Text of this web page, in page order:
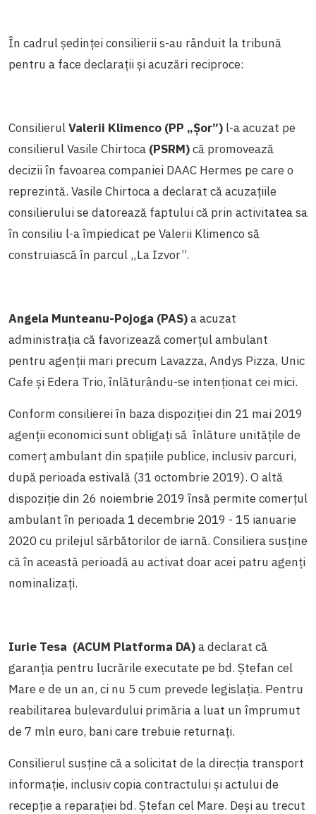
În cadrul ședinței consilierii s-au rânduit la tribună
pentru a face declarații și acuzări reciproce:
ConsilierulValerii Klimenco (PP „Șor”) l-a acuzat pe
consilierul Vasile Chirtoca (PSRM)că promovează
decizii în favoarea companiei DAAC Hermes pe care o
reprezintă. Vasile Chirtoca a declarat că acuzațiile
consilierului se datorează faptului că prin activitatea sa
în consiliu l-a împiedicat pe Valerii Klimenco să
construiască în parcul „La Izvor”.
Angela Munteanu-Pojoga (PAS)a acuzat
administrația că favorizează comerțul ambulant
pentru agenții mari precum Lavazza, Andys Pizza, Unic
Cafe și Edera Trio, înlăturându-se intenționat cei mici.
Conform consilierei în baza dispoziției din 21 mai 2019
agenții economici sunt obligați să înlăture unitățile de
comerț ambulant din spațiile publice, inclusiv parcuri,
după perioada estivală (31 octombrie 2019). O altă
dispoziție din 26 noiembrie 2019 însă permite comerțul
ambulant în perioada 1 decembrie 2019 - 15 ianuarie
2020 cu prilejul sărbătorilor de iarnă. Consiliera susține
că în această perioadă au activat doar acei patru agenți
nominalizați.
Iurie Tesa (ACUM Platforma DA)a declarat că
garanția pentru lucrările executate pe bd. Ștefan cel
Mare e de un an, ci nu 5 cum prevede legislația. Pentru
reabilitarea bulevardului primăria a luat un împrumut
de 7 mln euro, bani care trebuie returnați.
Consilierul susține că a solicitat de la direcția transport
informație, inclusiv copia contractului și actului de
recepție a reparației bd. Ștefan cel Mare. Deşi au trecut